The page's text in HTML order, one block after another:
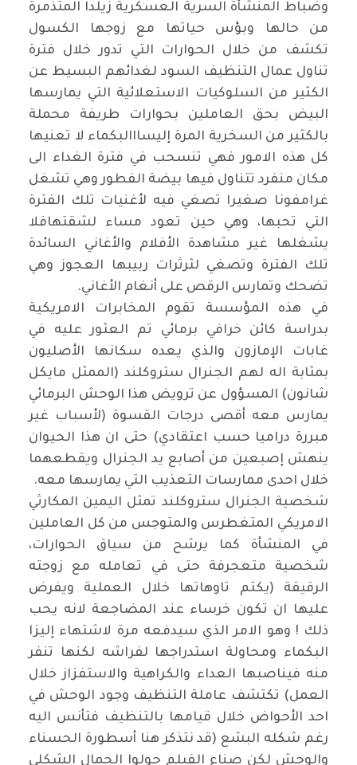
وضباط المنشأة السرية العسكرية زيلدا المتذمرة
من حالها وبؤس حياتها مع زوجها الكسول
تكشف من خلال الحوارات التي تدور خلال فترة
تناول عمال التنظيف السود لغدائهم البسيط عن
الكثير من السلوكيات الاستعلائية التي يمارسها
البيض بحق العاملين بحوارات طريفة محملة
بالكثير من السخرية المرة إليسااالبكماء لا تعنيها
كل هذه الامور فهي تنسحب في فترة الغداء الى
مكان منفرد تتناول فيها بيضة الفطور وهي تشغل
غرامفونا صغيرا تصغي فيه لأغنيات تلك الفترة
التي تحبها، وهي حين تعود مساء لشقتهافلا
يشغلها غير مشاهدة الأفلام والأغاني السائدة
تلك الفترة وتصغي لثرثرات ربيبها العجوز وهي
تضحك وتمارس الرقص على أنغام الأغاني.
في هذه المؤسسة تقوم المخابرات الامريكية
بدراسة كائن خرافي برمائي تم العثور عليه في
غابات الإمازون والذي يعده سكانها الأصليون
بمثابة اله لهم الجنرال ستروكلند (الممثل مايكل
شانون) المسؤول عن ترويض هذا الوحش البرمائي
يمارس معه أقصى درجات القسوة (لأسباب غير
مبررة دراميا حسب اعتقادي) حتى ان هذا الحيوان
ينهش إصبعين من أصابع يد الجنرال ويقطعهما
خلال احدى ممارسات التعذيب التي يمارسها معه.
شخصية الجنرال ستروكلند تمثل اليمين المكارثي
الامريكي المتغطرس والمتوجس من كل العاملين
في المنشأة كما يرشح من سياق الحوارات،
شخصية متعجرفة حتى في تعامله مع زوجته
الرقيقة (يكتم تاوهاتها خلال العملية ويفرض
عليها ان تكون خرساء عند المضاجعة لانه يحب
ذلك ! وهو الامر الذي سيدفعه مرة لاشتهاء إليزا
البكماء ومحاولة استدراجها لفراشه لكنها تنفر
منه فيناصبها العداء والكراهية والاستفزاز خلال
العمل) تكتشف عاملة التنظيف وجود الوحش في
احد الأحواض خلال قيامها بالتنظيف فتأنس اليه
رغم شكله البشع (قد نتذكر هنا أسطورة الحسناء
والوحش لكن صناع الفيلم حولوا الجمال الشكلي